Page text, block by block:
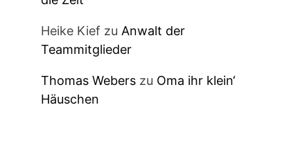
Heike Kief zu Anwalt der
Teammitglieder
Thomas Weberszu Oma ihr klein‘
Häuschen